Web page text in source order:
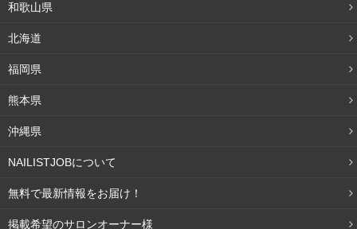
ん。
ともあると思います。カーペットならコロコロと呼ばれる
粘着テープで掃除するだけでも気持ちよいもの。
慣れればテレビを見ながらでもできますね。仕事で疲れて
帰るのに、掃除なんてできないと思うかもしれませんが、
和歌山県
北海道
福岡県
熊本県
沖縄県
NAILISTJOBについて
無料で最新情報をお届け！
掲載希望のサロンオーナー様